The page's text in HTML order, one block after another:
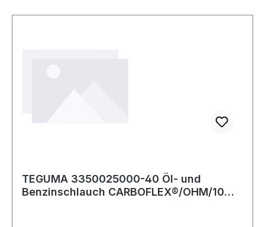
TEGUMA 3350025000-40 Öl- und
Benzinschlauch CARBOFLEX®/OHM/10